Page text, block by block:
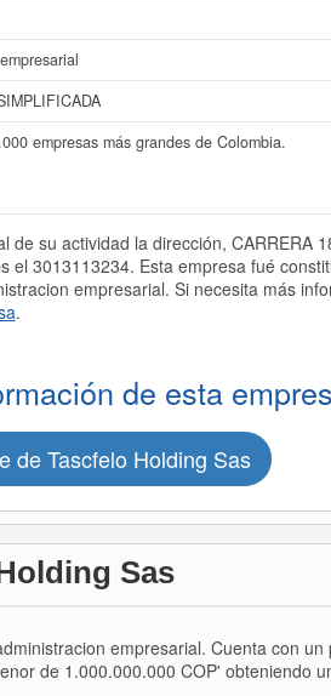
empresas más grandes de Colombia.
su actividad la dirección, CARRERA
el 3013113234. Esta empresa fué
empresarial. Si necesita más
.
de esta
de Tascfelo Holding Sas
Sas
empresarial. Cuenta con
de 1.000.000.000 COP' obteniendo